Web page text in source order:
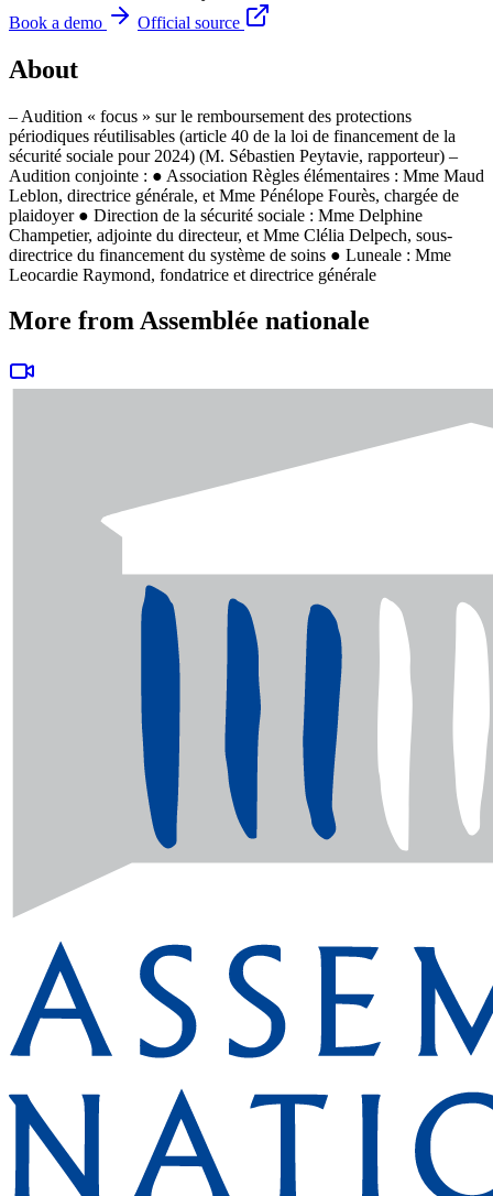
Book a demo
Official source
About
– Audition « focus » sur le remboursement des protections
périodiques réutilisables (article 40 de la loi de financement de la
sécurité sociale pour 2024) (M. Sébastien Peytavie, rapporteur) –
Audition conjointe : ● Association Règles élémentaires : Mme Maud
Leblon, directrice générale, et Mme Pénélope Fourès, chargée de
plaidoyer ● Direction de la sécurité sociale : Mme Delphine
Champetier, adjointe du directeur, et Mme Clélia Delpech, sous-
directrice du financement du système de soins ● Luneale : Mme
Leocardie Raymond, fondatrice et directrice générale
More from Assemblée nationale